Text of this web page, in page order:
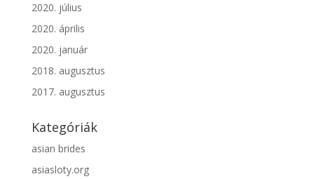
2020. július
2020. április
2020. január
2018. augusztus
2017. augusztus
Kategóriák
asian brides
asiasloty.org